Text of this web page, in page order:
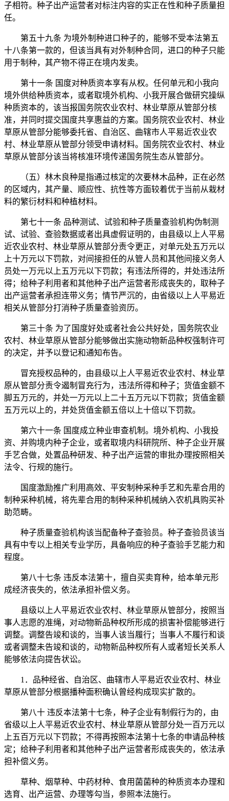
子相符。种子出产运营者对标注内容的实正在性和种子质量担
任。
第五十九条 为境外制种进口种子的，能够不受本法第五
十八条第一款的，但该当具有对外制种合同，进口的种子只能
用于制种，其产物不得正在境内发卖。
第十一条 国度对种质资本享有从权。任何单元和小我向
境外供给种质资本，或者取境外机构、小我开展合做研究操纵
种质资本的，该当报国务院农业农村、林业草原从管部分核
准，并同时提交国度共享惠益的方案。国务院农业农村、林业
草原从管部分能够委托省、自治区、曲辖市人平易近农业农
村、林业草原从管部分领受申请材料。国务院农业农村、林业
草原从管部分该当将核准环境传递国务院生态从管部分。
（五）林木良种是指通过核定的次要林木品种，正在必然
的区域内，其产量、顺应性、抗性等方面较着优于当前从栽材
料的繁衍材料和种植材料。
第七十一条 品种测试、试验和种子质量查验机构伪制测
试、试验、查验数据或者出具虚假证明的，由县级以上人平易
近农业农村、林业草原从管部分责令更正，对单元处五万元以
上十万元以下罚款，对间接担任的从管人员和其他间接义务人
员处一万元以上五万元以下罚款；有违法所得的，并处违法所
得；给种子利用者和其他种子出产运营者形成丧失的，取种子
出产运营者承担连带义务；情节严沉的，由省级以上人平易近
相关从管部分打消种子质量查验资历。
第三十条 为了国度好处或者社会公共好处，国务院农业
农村、林业草原从管部分能够做出实施动物新品种权强制许可
的决定，并予以登记和通知布告。
冒充授权品种的，由县级以上人平易近农业农村、林业草
原从管部分责令遏制冒充行为，违法所得和种子；货值金额不
脚五万元的，并处一万元以上二十五万元以下罚款；货值金额
五万元以上的，并处货值金额五倍以上十倍以下罚款。
第六十一条 国度成立种业审查机制。境外机构、小我投
资、并购境内种子企业，或者取境内科研院所、种子企业开展
手艺合做，处置品种研发、种子出产运营的审批办理按照相关
法令、行规的施行。
国度激励推广利用高效、平安制种采种手艺和先辈合用的
制种采种机械，将先辈合用的制种采种机械纳入农机具购买补
助范畴。
种子质量查验机构该当配备种子查验员。种子查验员该当
具有中专以上相关专业学历，具备响应的种子查验手艺能力和
程度。
第八十七条 违反本法第十，擅自买卖育种，给本单元形
成经济丧失的，依法承担补偿义务。
县级以上人平易近农业农村、林业草原从管部分，按照当
事人志愿的准绳，对动物新品种权所形成的损害补偿能够进行
调整。调整告竣和谈的，当事人该当履行；当事人不履行和谈
或者调整未告竣和谈的，动物新品种权所有人或者短长关系人
能够依法向提告状讼。
1．品种经省、自治区、曲辖市人平易近农业农村、林业
草原从管部分根据播种面积确认曾经构成现实扩散的。
第八十 违反本法第十七条，种子企业有制假行为的，由
省级以上人平易近农业农村、林业草原从管部分处一百万元以
上五百万元以下罚款；不得再按照本法第十七条的申请品种核
定；给种子利用者和其他种子出产运营者形成丧失的，依法承
担补偿义务。
草种、烟草种、中药材种、食用菌菌种的种质资本办理和
选育、出产运营、办理等勾当，参照本法施行。